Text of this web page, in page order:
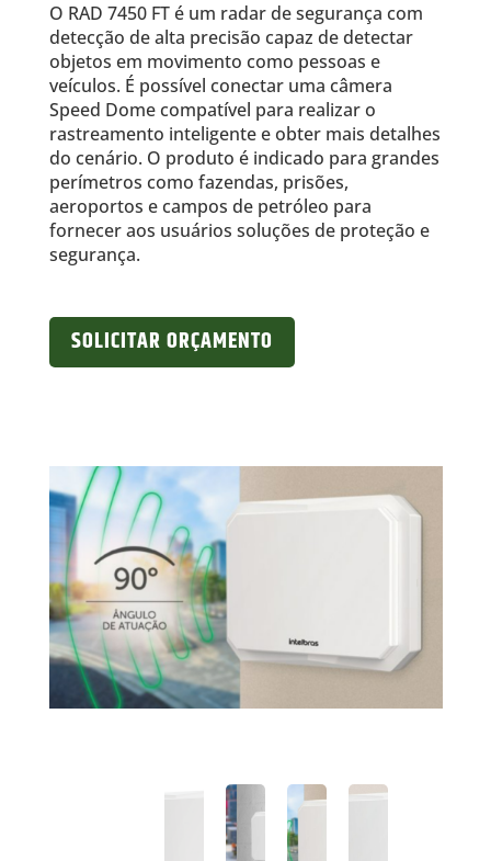
O RAD 7450 FT é um radar de segurança com
detecção de alta precisão capaz de detectar
objetos em movimento como pessoas e
veículos. É possível conectar uma câmera
Speed Dome compatível para realizar o
rastreamento inteligente e obter mais detalhes
do cenário. O produto é indicado para grandes
perímetros como fazendas, prisões,
aeroportos e campos de petróleo para
fornecer aos usuários soluções de proteção e
segurança.
SOLICITAR ORÇAMENTO